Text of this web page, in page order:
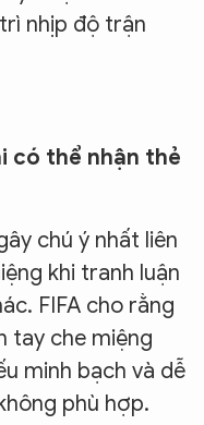
nhịp độ trận
có thể nhận thẻ
chú ý nhất liên
khi tranh luận
FIFA cho rằng
tay che miệng
minh bạch và dễ
phù hợp.